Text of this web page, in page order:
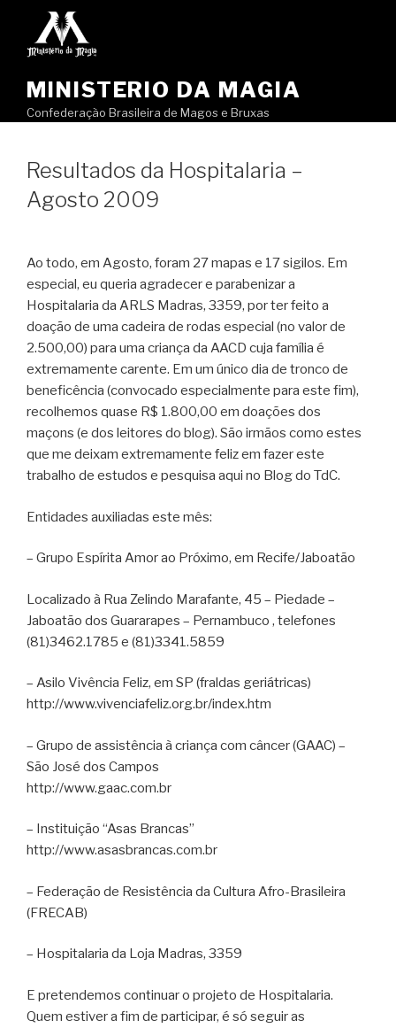
MINISTERIO DA MAGIA
Confederação Brasileira de Magos e Bruxas
Resultados da Hospitalaria –
Agosto 2009
Ao todo, em Agosto, foram 27 mapas e 17 sigilos. Em
especial, eu queria agradecer e parabenizar a
Hospitalaria da ARLS Madras, 3359, por ter feito a
doação de uma cadeira de rodas especial (no valor de
2.500,00) para uma criança da AACD cuja família é
extremamente carente. Em um único dia de tronco de
beneficência (convocado especialmente para este fim),
recolhemos quase R$ 1.800,00 em doações dos
maçons (e dos leitores do blog). São irmãos como estes
que me deixam extremamente feliz em fazer este
trabalho de estudos e pesquisa aqui no Blog do TdC.
Entidades auxiliadas este mês:
– Grupo Espírita Amor ao Próximo, em Recife/Jaboatão
Localizado à Rua Zelindo Marafante, 45 – Piedade –
Jaboatão dos Guararapes – Pernambuco , telefones
(81)3462.1785 e (81)3341.5859
– Asilo Vivência Feliz, em SP (fraldas geriátricas)
http://www.vivenciafeliz.org.br/index.htm
– Grupo de assistência à criança com câncer (GAAC) –
São José dos Campos
http://www.gaac.com.br
– Instituição “Asas Brancas”
http://www.asasbrancas.com.br
– Federação de Resistência da Cultura Afro-Brasileira
(FRECAB)
– Hospitalaria da Loja Madras, 3359
E pretendemos continuar o projeto de Hospitalaria.
Quem estiver a fim de participar, é só seguir as